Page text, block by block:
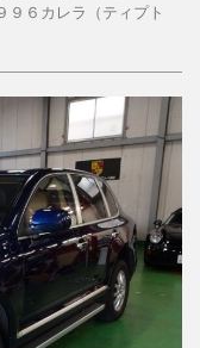
９６カレラ（ティプト